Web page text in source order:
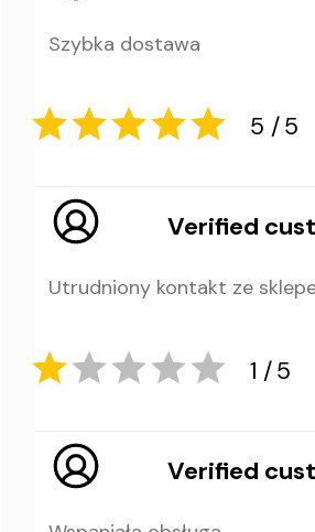
5
Szybka dostawa
Verified
Utrudniony kontakt ze
Verified